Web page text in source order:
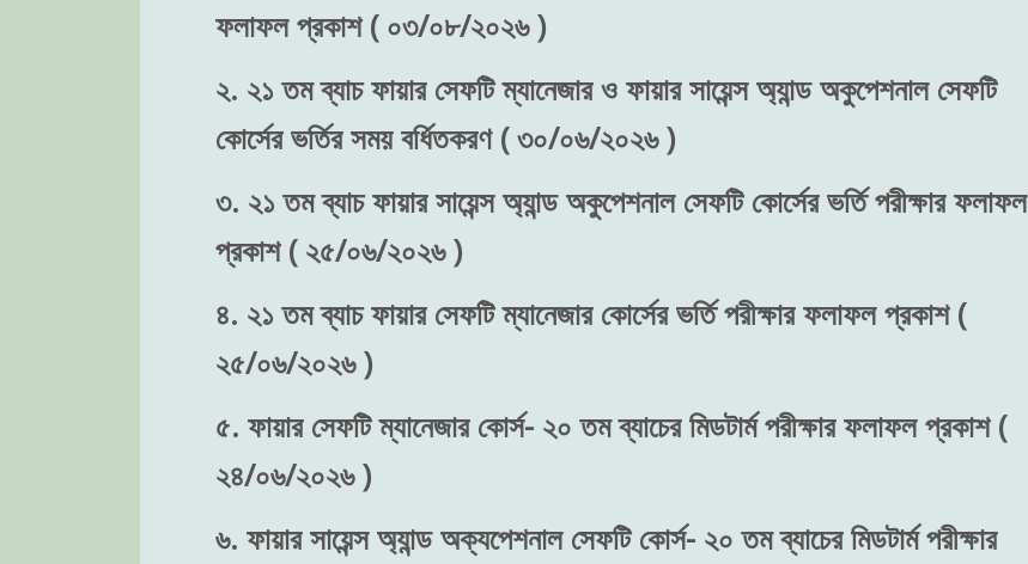
ফলাফল প্রকাশ ( ০৩/০৮/২০২৬ )
২. ২১ তম ব্যাচ ফায়ার সেফটি ম্যানেজার ও ফায়ার সায়েন্স অ্যান্ড অকুপেশনাল সেফটি
কোর্সের ভর্তির সময় বর্ধিতকরণ ( ৩০/০৬/২০২৬ )
৩. ২১ তম ব্যাচ ফায়ার সায়েন্স অ্যান্ড অকুপেশনাল সেফটি কোর্সের ভর্তি পরীক্ষার ফলাফল
প্রকাশ ( ২৫/০৬/২০২৬ )
৪. ২১ তম ব্যাচ ফায়ার সেফটি ম্যানেজার কোর্সের ভর্তি পরীক্ষার ফলাফল প্রকাশ (
২৫/০৬/২০২৬ )
৫. ফায়ার সেফটি ম্যানেজার কোর্স- ২০ তম ব্যাচের মিডটার্ম পরীক্ষার ফলাফল প্রকাশ (
২৪/০৬/২০২৬ )
৬. ফায়ার সায়েন্স অ্যান্ড অক্যপেশনাল সেফটি কোর্স- ২০ তম ব্যাচের মিডটার্ম পরীক্ষার